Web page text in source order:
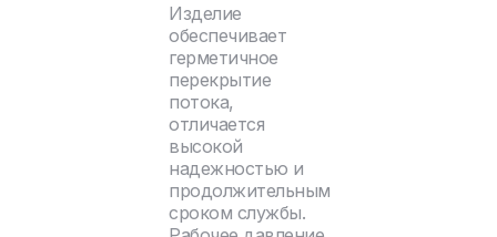
Изделие
обеспечивает
герметичное
перекрытие
потока,
отличается
высокой
надежностью и
продолжительным
сроком службы.